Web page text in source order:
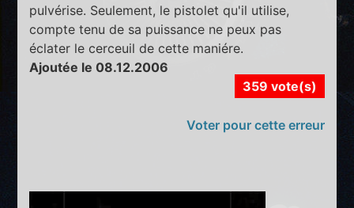
pulvérise. Seulement, le pistolet qu'il utilise,
compte tenu de sa puissance ne peux pas
éclater le cerceuil de cette maniére.
Ajoutée le 08.12.2006
359 vote(s)
Voter pour cette erreur